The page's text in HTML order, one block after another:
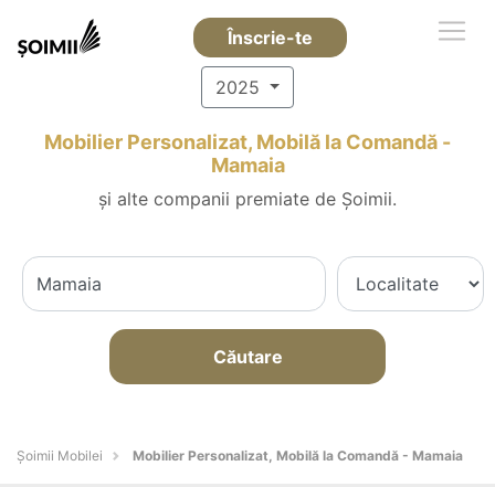
Înscrie-te
2025
Mobilier Personalizat, Mobilă la Comandă -
Mamaia
și alte companii premiate de Șoimii.
Căutare
Șoimii Mobilei Mobilier Personalizat, Mobilă la Comandă - Mamaia